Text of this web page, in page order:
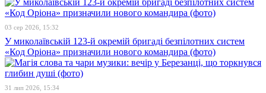
03 сер 2026, 15:32
У миколаївській 123-й окремій бригаді безпілотних систем
«Код Оріона» призначили нового командира (фото)
31 лип 2026, 15:34